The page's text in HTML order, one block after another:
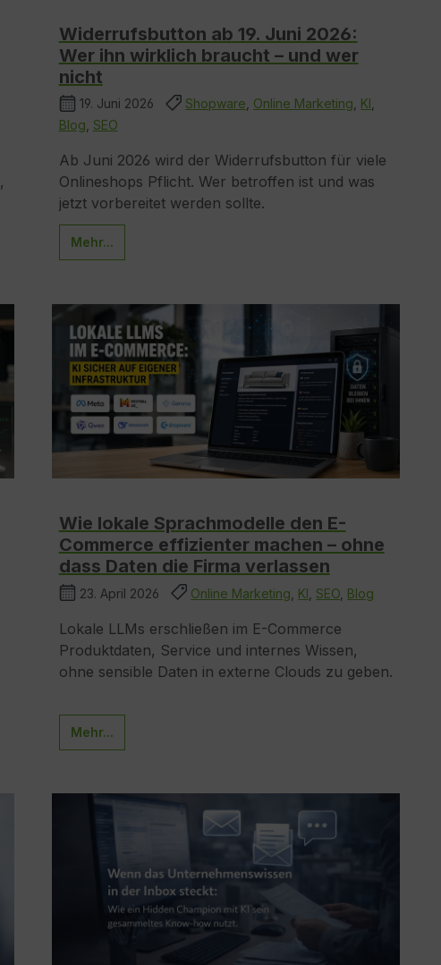
Widerrufsbutton ab 19. Juni 2026:
Wer ihn wirklich braucht – und wer
nicht
19. Juni 2026 Shopware Online Marketing KI
Blog SEO
Ab Juni 2026 wird der Widerrufsbutton für viele
Onlineshops Pflicht. Wer betroffen ist und was
jetzt vorbereitet werden sollte.
Mehr...
Wie lokale Sprachmodelle den E-
Commerce effizienter machen – ohne
dass Daten die Firma verlassen
23. April 2026 Online Marketing KI ,SEO Blog
Lokale LLMs erschließen im E-Commerce
Produktdaten, Service und internes Wissen,
ohne sensible Daten in externe Clouds zu geben.
Mehr...